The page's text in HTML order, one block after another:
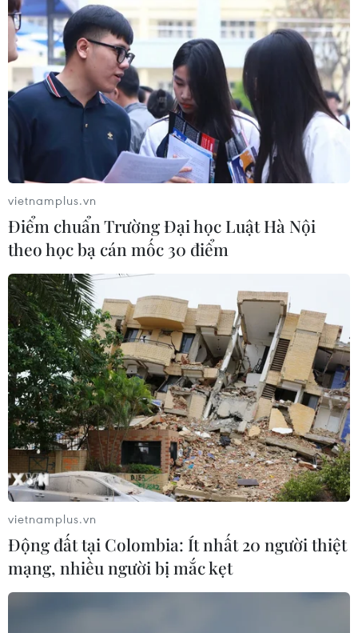
vietnamplus.vn
Điểm chuẩn Trường Đại học Luật Hà Nội
theo học bạ cán mốc 30 điểm
vietnamplus.vn
Động đất tại Colombia: Ít nhất 20 người thiệt
mạng, nhiều người bị mắc kẹt